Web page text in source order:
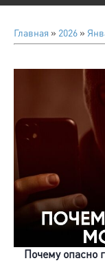
Главная » 2026 »
Почему опасно